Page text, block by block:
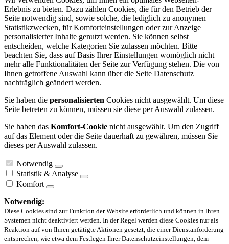
Erlebnis zu bieten. Dazu zählen Cookies, die für den Betrieb der
Seite notwendig sind, sowie solche, die lediglich zu anonymen
Statistikzwecken, für Komforteinstellungen oder zur Anzeige
personalisierter Inhalte genutzt werden. Sie können selbst
entscheiden, welche Kategorien Sie zulassen möchten. Bitte
beachten Sie, dass auf Basis Ihrer Einstellungen womöglich nicht
mehr alle Funktionalitäten der Seite zur Verfügung stehen. Die von
Ihnen getroffene Auswahl kann über die Seite Datenschutz
nachträglich geändert werden.
Sie haben die personalisierten Cookies nicht ausgewählt. Um diese
Seite betreten zu können, müssen sie diese per Auswahl zulassen.
Sie haben das Komfort-Cookie nicht ausgewählt. Um den Zugriff
auf das Element oder die Seite dauerhaft zu gewähren, müssen Sie
dieses per Auswahl zulassen.
Notwendig
Statistik & Analyse
Komfort
Notwendig:
Diese Cookies sind zur Funktion der Website erforderlich und können in Ihren
Systemen nicht deaktiviert werden. In der Regel werden diese Cookies nur als
Reaktion auf von Ihnen getätigte Aktionen gesetzt, die einer Dienstanforderung
entsprechen, wie etwa dem Festlegen Ihrer Datenschutzeinstellungen, dem